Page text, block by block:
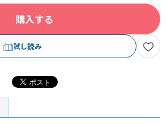
購入する
試し読み